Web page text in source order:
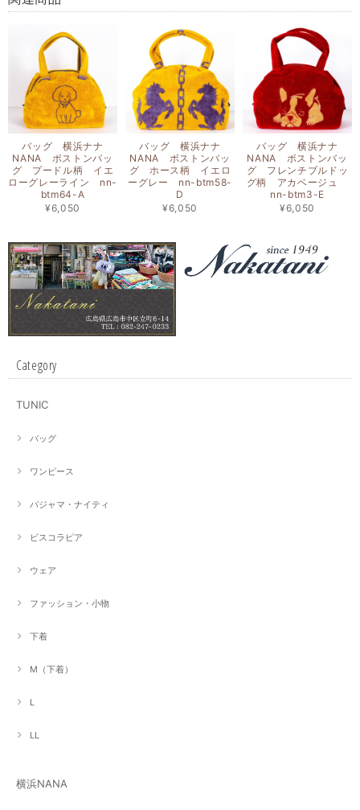
バッグ 横浜ナナ
NANA ボストンバッ
グ プードル柄 イエ
ローグレーライン nn-
btm64-A
¥6,050
バッグ 横浜ナナ
NANA ボストンバッ
グ ホース柄 イエロ
ーグレー nn-btm58-
D
¥6,050
バッグ 横浜ナナ
NANA ボストンバッ
グ フレンチブルドッ
グ柄 アカベージュ
nn-btm3-E
¥6,050
Category
TUNIC
バッグ
ワンピース
パジャマ・ナイティ
ビスコラピア
ウェア
ファッション・小物
下着
M（下着）
L
LL
横浜NANA